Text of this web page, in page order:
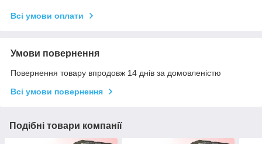
Всі умови оплати
Умови повернення
Повернення товару впродовж 14 днів за домовленістю
Всі умови повернення
Подібні товари компанії